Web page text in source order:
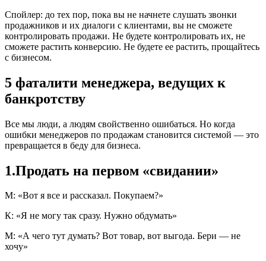
Спойлер: до тех пор, пока вы не начнете слушать звонки
продажников и их диалоги с клиентами, вы не сможете
контролировать продажи. Не будете контролировать их, не
сможете растить конверсию. Не будете ее растить, прощайтесь
с бизнесом.
5 фаталити менеджера, ведущих к
банкротству
Все мы люди, а людям свойственно ошибаться. Но когда
ошибки менеджеров по продажам становится системой ― это
превращается в беду для бизнеса.
1.Продать на первом «свидании»
М: «Вот я все и рассказал. Покупаем?»
К: «Я не могу так сразу. Нужно обдумать»
М: «А чего тут думать? Вот товар, вот выгода. Бери ― не
хочу»